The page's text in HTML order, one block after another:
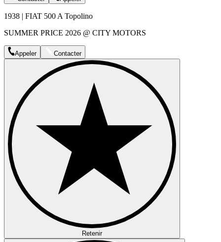
1938 | FIAT 500 A Topolino
SUMMER PRICE 2026 @ CITY MOTORS
Appeler Contacter
Retenir